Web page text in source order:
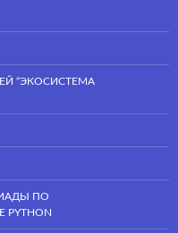
“ЭКОСИСТЕМА
ПО